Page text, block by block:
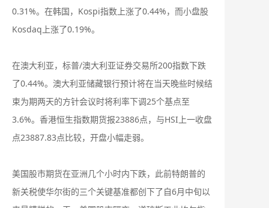
0.31%。在韩国，Kospi指数上涨了0.44%，而小盘股
Kosdaq上涨了0.19%。
在澳大利亚，标普/澳大利亚证券交易所200指数下跌
了0.44%。澳大利亚储藏银行预计将在当天晚些时候结
束为期两天的方针会议时将利率下调25个基点至
3.6%。香港恒生指数期货报23886点，与HSI上一收盘
点23887.83点比较，开盘小幅走弱。
美国股市期货在亚洲几个小时内下跌，此前特朗普的
新关税使华尔街的三个关键基准都创下了自6月中旬以